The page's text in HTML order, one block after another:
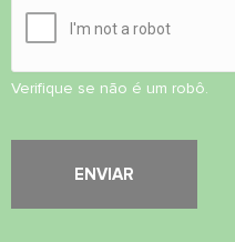
Verifique se não é um robô.